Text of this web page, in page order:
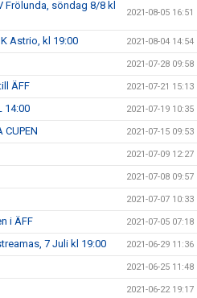
Frölunda, söndag 8/8 kl
2021-08-05 16:51
Astrio, kl 19:00 2021-08-04 14:54
2021-07-28 09:58
ÄFF 2021-07-21 15:13
14:00 2021-07-19 10:35
CUPEN 2021-07-15 09:53
2021-07-09 12:27
2021-07-08 09:57
2021-07-07 10:33
i ÄFF 2021-07-05 07:18
7 Juli kl 19:00 2021-06-29 11:36
2021-06-25 11:48
2021-06-22 19:17